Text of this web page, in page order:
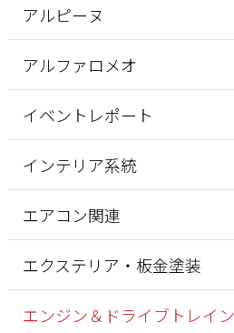
アルピーヌ
アルファロメオ
イベントレポート
インテリア系統
エアコン関連
エクステリア・板金塗装
エンジン＆ドライブトレイン